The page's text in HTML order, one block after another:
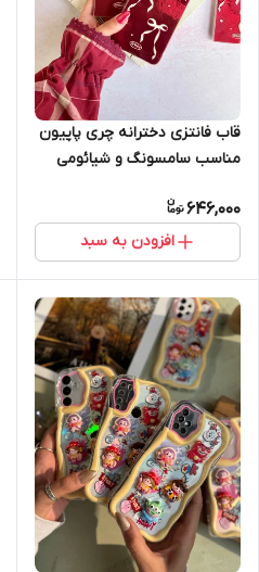
قاب فانتزی دخترانه چری پاپیون
مناسب سامسونگ و شیائومی
A35 A36 A51 A52 A53 A55
A56 A71 S21fe S24fe note13
pro 4g
646,000
افزودن به سبد